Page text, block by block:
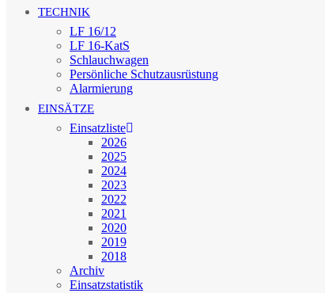
TECHNIK
LF 16/12
LF 16-KatS
Schlauchwagen
Persönliche Schutzausrüstung
Alarmierung
EINSÄTZE
Einsatzliste
2026
2025
2024
2023
2022
2021
2020
2019
2018
Archiv
Einsatzstatistik